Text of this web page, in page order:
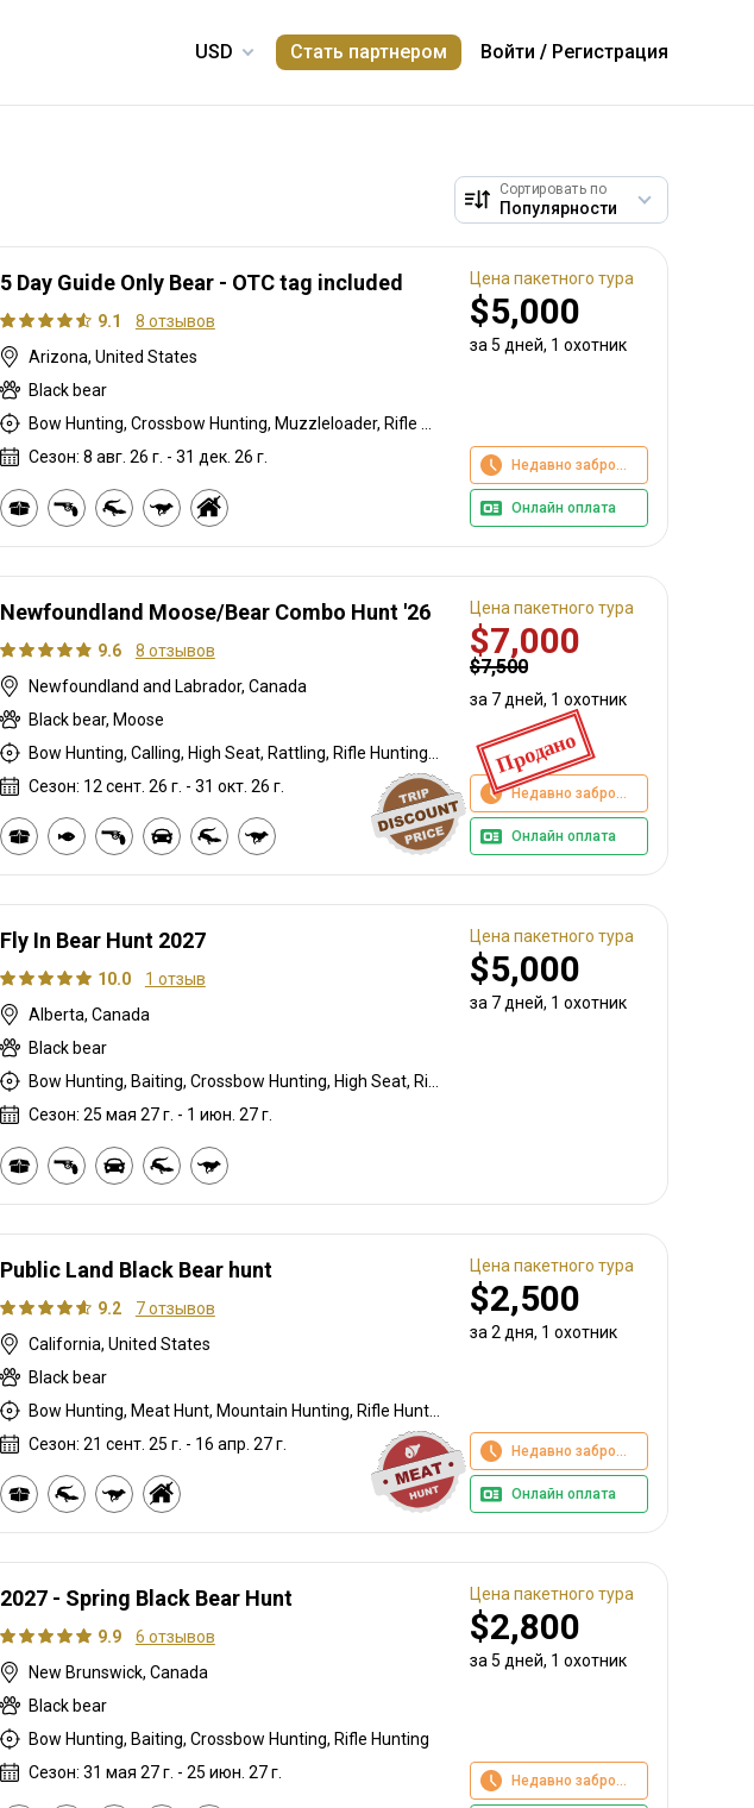
Стать партнером Войти / Регистрация
Сортировать по
5 Day Guide Only Bear - OTC tag included
9.1
8 отзывов
Arizona, United States
Black bear
Сезон: 8 авг. 26 г. - 31 дек. 26 г.
Цена пакетного тура
$5,000
за 5 дней, 1 охотник
Недавно забронировано
Онлайн оплата
Newfoundland Moose/Bear Combo Hunt '26
9.6
8 отзывов
Newfoundland and Labrador, Canada
Black bear, Moose
Сезон: 12 сент. 26 г. - 31 окт. 26 г.
Продано
Цена пакетного тура
$7,000
$7,500
за 7 дней, 1 охотник
Недавно забронировано
Онлайн оплата
Fly In Bear Hunt 2027
10.0
1 отзыв
Alberta, Canada
Black bear
Сезон: 25 мая 27 г. - 1 июн. 27 г.
Цена пакетного тура
$5,000
за 7 дней, 1 охотник
Public Land Black Bear hunt
9.2
7 отзывов
California, United States
Black bear
Bow Hunting, Meat Hunt, Mountain Hunting, Rifle Hunting, Stalking
Сезон: 21 сент. 25 г. - 16 апр. 27 г.
Цена пакетного тура
$2,500
за 2 дня, 1 охотник
Недавно забронировано
Онлайн оплата
2027 - Spring Black Bear Hunt
9.9
6 отзывов
New Brunswick, Canada
Black bear
Bow Hunting, Baiting, Crossbow Hunting, Rifle Hunting
Сезон: 31 мая 27 г. - 25 июн. 27 г.
Цена пакетного тура
$2,800
за 5 дней, 1 охотник
Недавно забронировано